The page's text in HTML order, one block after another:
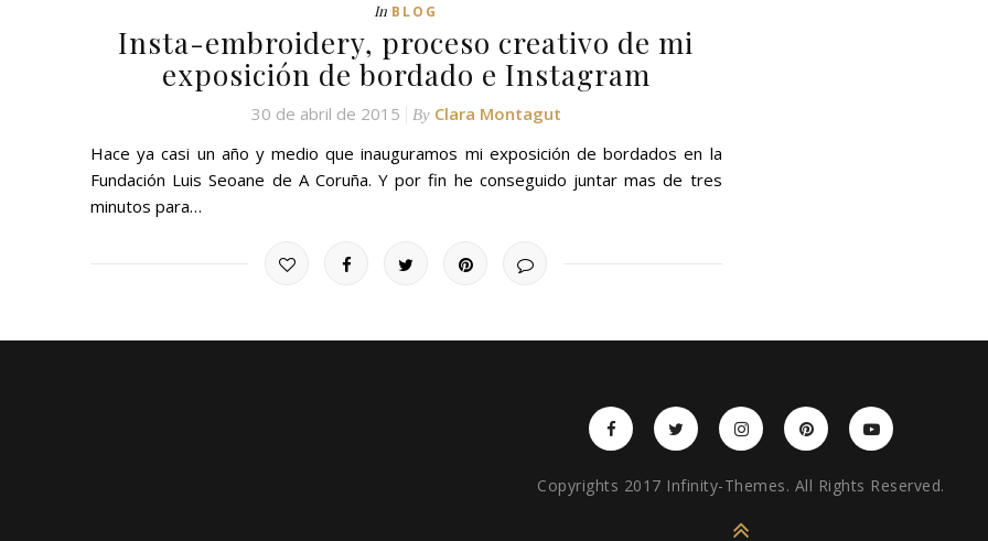
In BLOG
Insta-embroidery, proceso creativo de mi
exposición de bordado e Instagram
30 de abril de 2015 By Clara Montagut
Hace ya casi un año y medio que inauguramos mi exposición de bordados en la
Fundación Luis Seoane de A Coruña. Y por fin he conseguido juntar mas de tres
minutos para…
Copyrights 2017 Infinity-Themes. All Rights Reserved.